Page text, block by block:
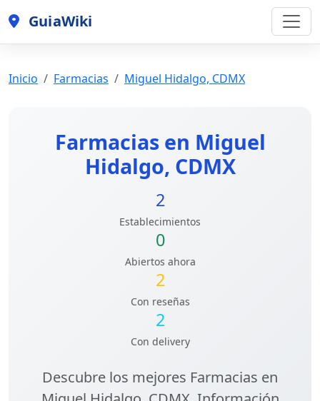
GuiaWiki
Inicio Farmacias Miguel Hidalgo, CDMX
Farmacias en Miguel
Hidalgo, CDMX
2
Establecimientos
0
Abiertos ahora
2
Con reseñas
2
Con delivery
Descubre los mejores Farmacias en